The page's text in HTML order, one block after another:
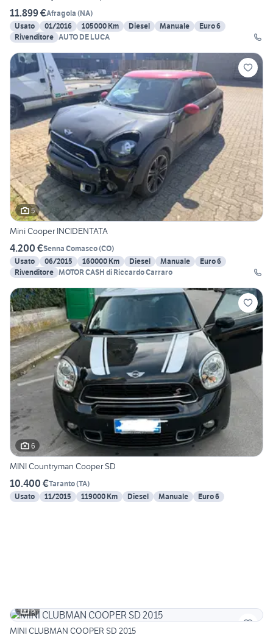
11.899 €Afragola (NA)
Usato
01/2016 105000 Km Diesel Manuale
Euro 6
Rivenditore AUTO DE LUCA
5
Mini Cooper INCIDENTATA
4.200 €Senna Comasco(CO)
Usato
06/2015 160000 Km Diesel Manuale
Euro 6
Rivenditore MOTOR CASH di Riccardo Carraro
6
MINI Countryman Cooper SD
10.400 €Taranto(TA)
Usato
11/2015 119000 Km Diesel Manuale Euro 6
6
MINI CLUBMAN COOPER SD 2015